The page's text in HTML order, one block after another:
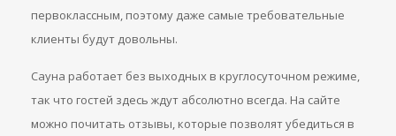
первоклассным, поэтому даже самые требовательные
клиенты будут довольны.
Сауна работает без выходных в круглосуточном режиме,
так что гостей здесь ждут абсолютно всегда. На сайте
можно почитать отзывы, которые позволят убедиться в